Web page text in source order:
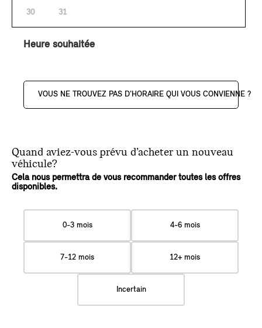
30 31
Heure souhaitée
VOUS NE TROUVEZ PAS D'HORAIRE QUI VOUS CONVIENNE ?
Quand aviez-vous prévu d’acheter un nouveau
véhicule?
Cela nous permettra de vous recommander toutes les offres
disponibles.
0-3 mois 4-6 mois
7-12 mois 12+ mois
Incertain